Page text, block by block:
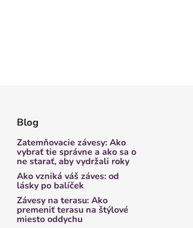
Blog
Zatemňovacie závesy: Ako
vybrať tie správne a ako sa o
ne starať, aby vydržali roky
Ako vzniká váš záves: od
lásky po balíček
Závesy na terasu: Ako
premeniť terasu na štýlové
miesto oddychu